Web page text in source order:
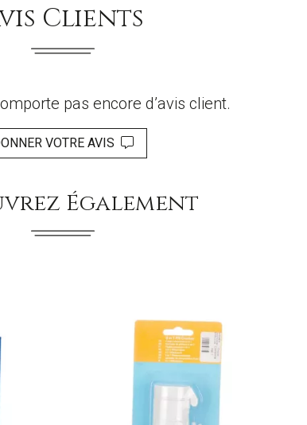
Clients
pas encore d’avis client.
VOTRE AVIS
Également